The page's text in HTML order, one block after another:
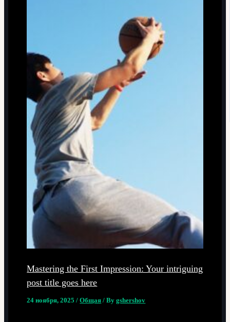
Mastering the First Impression: Your intriguing
post title goes here
24 ноября, 2025/Общая / Bygshershov